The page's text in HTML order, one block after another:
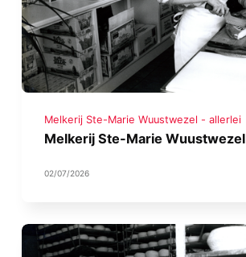
Melkerij Ste-Marie Wuustwezel - allerlei
Melkerij Ste-Marie Wuustwezel
02/07/2026